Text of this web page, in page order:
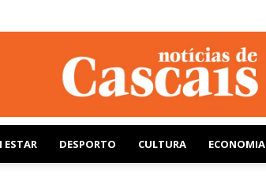
Notícias
ESTAR DESPORTO CULTURA ECONOMIA